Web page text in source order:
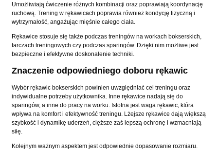
Umożliwiają ćwiczenie różnych kombinacji oraz poprawiają koordynację
ruchową. Trening w rękawicach poprawia również kondycję fizyczną i
wytrzymałość, angażując mięśnie całego ciała.
Rękawice stosuje się także podczas treningów na workach bokserskich,
tarczach treningowych czy podczas sparingów. Dzięki nim możliwe jest
bezpieczne i efektywne doskonalenie techniki.
Znaczenie odpowiedniego doboru rękawic
Wybór rękawic bokserskich powinien uwzględniać cel treningu oraz
indywidualne potrzeby użytkownika. Inne rękawice nadają się do
sparingów, a inne do pracy na worku. Istotna jest waga rękawic, która
wpływa na komfort i efektywność treningu. Lżejsze rękawice dają większą
szybkość i dynamikę uderzeń, cięższe zaś lepszą ochronę i wzmacniają
siłę.
Kolejnym ważnym aspektem jest odpowiednie dopasowanie rozmiaru.